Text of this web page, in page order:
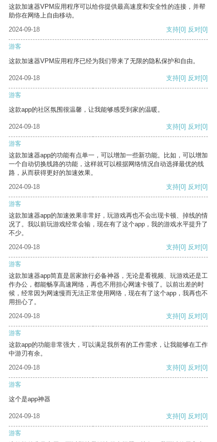
这款加速器VPM应用程序可以给你提供最高速度和安全性的连接，并帮
助你在网络上自由移动。
2024-09-18
支持[0] 反对[0]
游客
这款加速器VPM应用程序已经为我们带来了无限的隐私保护和自由。
2024-09-18 支持[0] 反对[0]
游客
这款app的社区氛围很温馨，让我能够感受到家的温暖。
2024-09-18 支持[0] 反对[0]
游客
这款加速器app的功能有点单一，可以增加一些新功能。比如，可以增加
一个自动切换线路的功能，这样就可以根据网络情况自动选择最优的线
路，从而获得更好的加速效果。
2024-09-18
支持[0] 反对[0]
游客
这款加速器app的加速效果非常好，玩游戏再也不会出现卡顿、掉线的情
况了。我以前玩游戏经常会输，现在有了这个app，我的游戏水平提升了
不少。
2024-09-18
支持[0] 反对[0]
游客
这款加速器app简直是居家旅行必备神器，无论是看视频、玩游戏还是工
作办公，都能畅享高速网络，再也不用担心网速卡顿了。以前出差的时
候，经常因为网速慢而无法正常使用网络，现在有了这个app，我再也不
用担心了。
2024-09-18
支持[0] 反对[0]
游客
这款app的功能非常强大，可以满足我所有的工作需求，让我能够在工作
中游刃有余。
2024-09-18
支持[0] 反对[0]
游客
这个是app神器
2024-09-18 支持[0] 反对[0]
游客